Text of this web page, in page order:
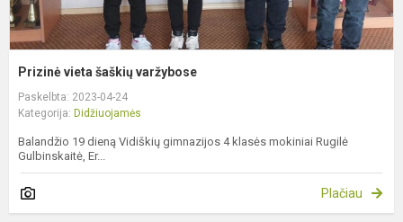
Prizinė vieta šaškių varžybose
Paskelbta: 2023-04-24
Kategorija: Didžiuojamės
Balandžio 19 dieną Vidiškių gimnazijos 4 klasės mokiniai Rugilė
Gulbinskaitė, Er...
Plačiau